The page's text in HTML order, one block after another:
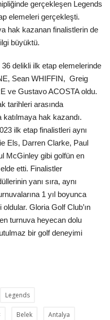
gerçekleşen Legends
elemeleri gerçekleşti.
hak kazanan finalistlerin de
büyüktü.
36 delikli ilk etap elemelerinde
Sean WHIFFIN, Greig
ve Gustavo ACOSTA oldu.
tarihleri arasında
hak kazandı.
ilk etap finalistleri aynı
Els, Darren Clarke, Paul
McGinley gibi golfün en
etti. Finalistler
yanı sıra, aynı
1 yıl boyunca
oldular. Gloria Golf Club’ın
turnuva heyecan dolu
bir golf deneyimi
Legends
Belek Antalya